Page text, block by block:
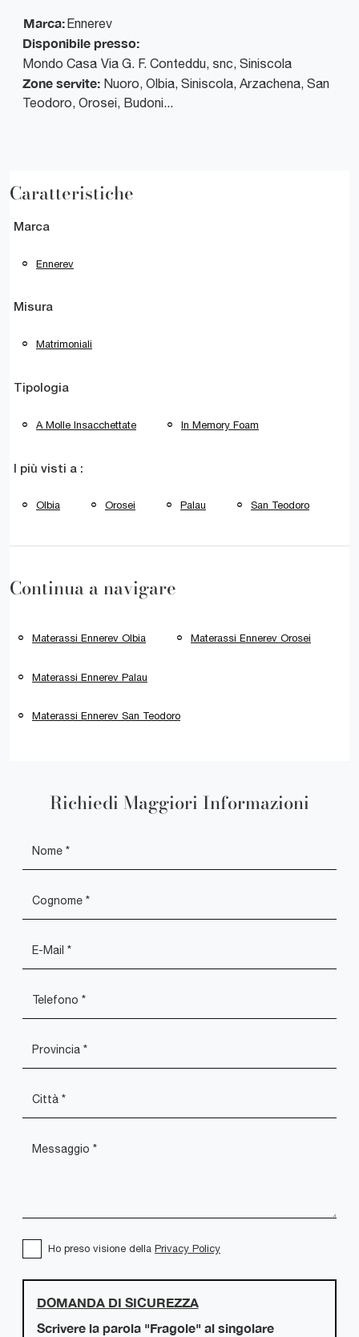
Marca:Ennerev
Disponibile presso:
Mondo Casa Via G. F. Conteddu, snc, Siniscola
Zone servite: Nuoro, Olbia, Siniscola, Arzachena, San
Teodoro, Orosei, Budoni...
Caratteristiche
Marca
Ennerev
Misura
Matrimoniali
Tipologia
A Molle Insacchettate In Memory Foam
I più visti a :
Olbia Orosei Palau San Teodoro
Continua a navigare
Materassi Ennerev Olbia Materassi Ennerev Orosei
Materassi Ennerev Palau
Materassi Ennerev San Teodoro
Richiedi Maggiori Informazioni
Ho preso visione della Privacy Policy
DOMANDA DI SICUREZZA
Scrivere la parola "Fragole" al singolare